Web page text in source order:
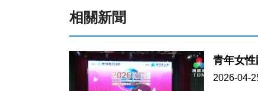
相關新聞
青年女
2026-04-